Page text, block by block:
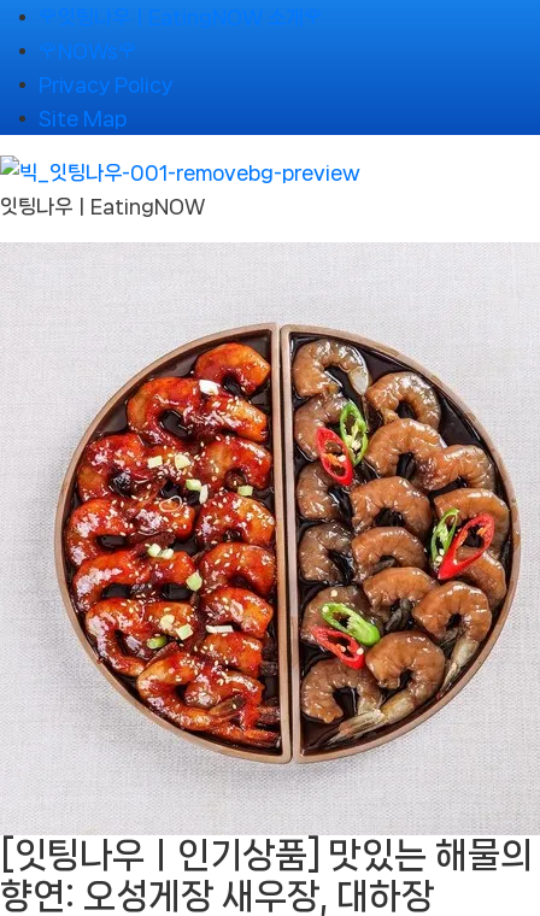
Skip
to
content
🌹잇팅나우ㅣEatingNOW 소개🌹
🌹NOWs🌹
Privacy Policy
Site Map
잇팅나우ㅣEatingNOW
[잇팅나우ㅣ인기상품] 맛있는 해물의
향연: 오성게장 새우장, 대하장